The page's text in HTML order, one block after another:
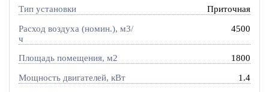
Тип установки Приточная
Расход воздуха (номин.), м3/
ч
4500
Площадь помещения, м2 1800
Мощность двигателей, кВт 1.4